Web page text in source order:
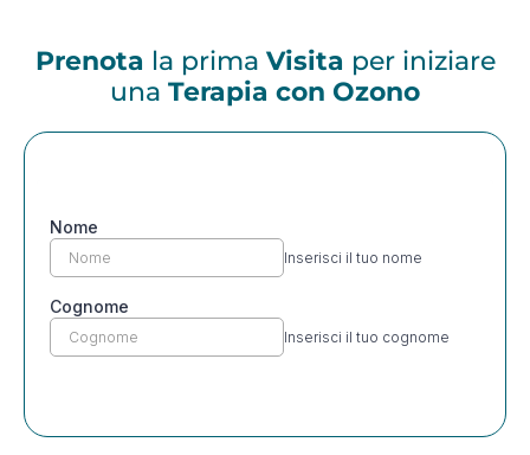
Prenota la prima Visita per iniziare
una Terapia con Ozono